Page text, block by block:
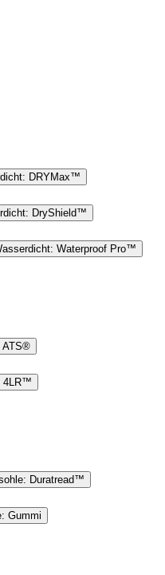
DRYMax™
DryShield™
Waterproof Pro™
ATS®
4LR™
Duratread™
Gummi